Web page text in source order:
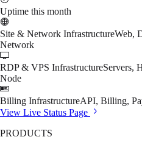
Uptime this month
Site & Network InfrastructureWeb,
Network
RDP & VPS InfrastructureServers,
Node
Billing InfrastructureAPI, Billing,
View Live Status Page
PRODUCTS